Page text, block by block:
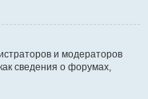
и модераторов
сведения о форумах,